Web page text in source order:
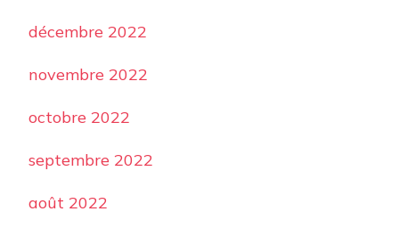
décembre 2022
novembre 2022
octobre 2022
septembre 2022
août 2022